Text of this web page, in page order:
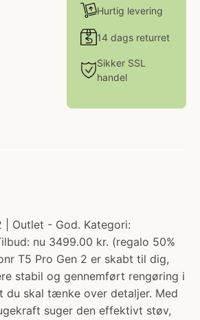
Hurtig levering
14 dags returret
Sikker SSL
handel
| Outlet - God. Kategori:
nu 3499.00 kr. (regalo 50%
T5 Pro Gen 2 er skabt til dig,
stabil og gennemført rengøring i
du skal tænke over detaljer. Med
suger den effektivt støv,